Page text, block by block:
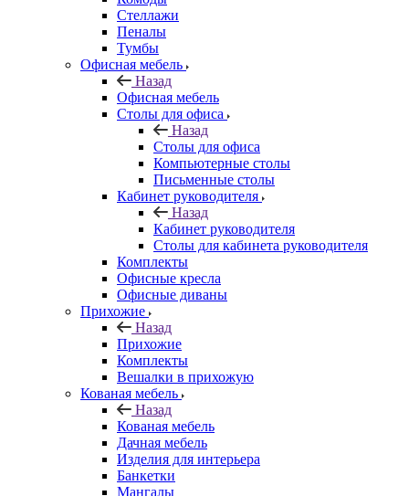
Стеллажи
Пеналы
Тумбы
Офисная мебель
Назад
Офисная мебель
Столы для офиса
Назад
Столы для офиса
Компьютерные столы
Письменные столы
Кабинет руководителя
Назад
Кабинет руководителя
Столы для кабинета руководителя
Комплекты
Офисные кресла
Офисные диваны
Прихожие
Назад
Прихожие
Комплекты
Вешалки в прихожую
Кованая мебель
Назад
Кованая мебель
Дачная мебель
Изделия для интерьера
Банкетки
Мангалы